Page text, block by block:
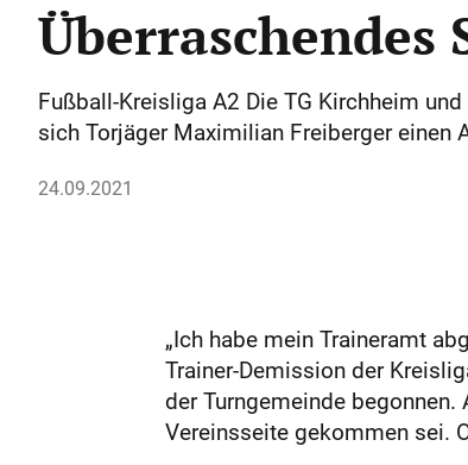
Fußball-Kreisliga A2 Die TG Kirchheim
sich Torjäger Maximilian Freiberger einen
24.09.2021
„Ich habe mein Traineramt
Trainer-Demission der
der Turngemeinde
Vereinsseite gekommen sei.